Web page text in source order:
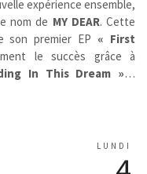
expérience ensemble,
nom de MY DEAR. Cette
son premier EP « First
le succès grâce à
In This Dream »…
LUNDI